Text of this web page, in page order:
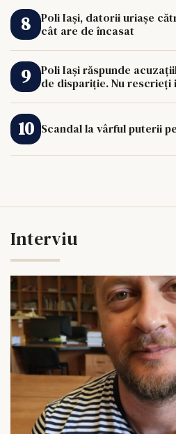
Poli Iași, datorii uriașe
cât are de încasat
Poli Iași răspunde
de dispariție. Nu rescrieți
Scandal la vârful puterii
Interviu